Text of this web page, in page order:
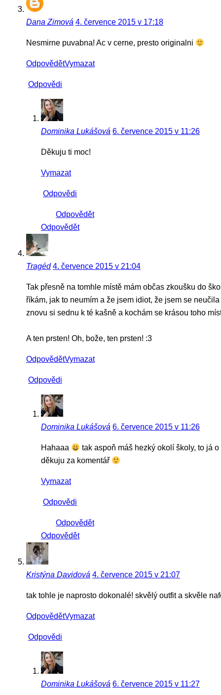
Dana Zimová 4. července 2015 v 17:18
Nesmirne puvabna! Ac v cerne, presto originalni
OdpovědětVymazat
Odpovědi
Dominika Lukášová 6. července 2015 v 11:26
Děkuju ti moc!
Vymazat
Odpovědi
Odpovědět
Odpovědět
Tragéd 4. července 2015 v 21:04
Tak přesně na tomhle místě mám občas zkoušku do
říkám, jak to neumím a že jsem idiot, že jsem se
znovu si sednu k té kašně a kochám se krásou toho
A ten prsten! Oh, bože, ten prsten! :3
OdpovědětVymazat
Odpovědi
Dominika Lukášová 6. července 2015 v 11:26
Hahaaa
tak aspoň máš hezký okolí školy, to já
děkuju za komentář
Vymazat
Odpovědi
Odpovědět
Odpovědět
Kristýna Davidová 4. července 2015 v 21:07
tak tohle je naprosto dokonalé! skvělý outfit a skvěle
OdpovědětVymazat
Odpovědi
Dominika Lukášová 6. července 2015 v 11:27